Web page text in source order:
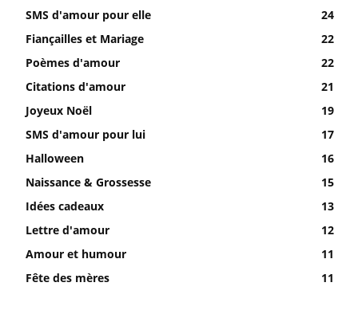
SMS d'amour pour elle
24
Fiançailles et Mariage
22
Poèmes d'amour
22
Citations d'amour
21
Joyeux Noël
19
SMS d'amour pour lui
17
Halloween
16
Naissance & Grossesse
15
Idées cadeaux
13
Lettre d'amour
12
Amour et humour
11
Fête des mères
11